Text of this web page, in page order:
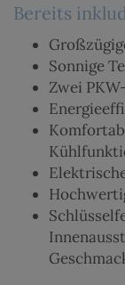
Bereits
Sonnige
Zwei